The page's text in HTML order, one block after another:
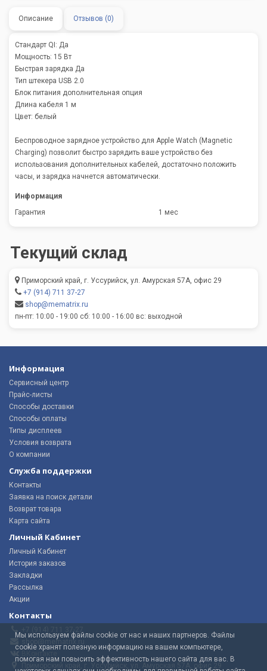
Описание Отзывов (0)
Стандарт QI: Да
Мощность: 15 Вт
Быстрая зарядка Да
Тип штекера USB 2.0
Блок питания дополнительная опция
Длина кабеля 1 м
Цвет: белый
Беспроводное зарядное устройство для Apple Watch (Magnetic
Charging) позволит быстро зарядить ваше устройство без
использования дополнительных кабелей, достаточно положить
часы, и зарядка начнется автоматически.
Информация
Гарантия
1 мес
Текущий склад
Приморский край, г. Уссурийск, ул. Амурская 57А, офис 29
+7 (914) 711 37-27
shop@mematrix.ru
пн-пт: 10:00 - 19:00 сб: 10:00 - 16:00 вс: выходной
Информация
Сервисный центр
Прайс-листы
Способы доставки
Способы оплаты
Типы дисплеев
Условия возврата
О компании
Служба поддержки
Контакты
Заявка на поиск детали
Возврат товара
Карта сайта
Личный Кабинет
Личный Кабинет
История заказов
Закладки
Рассылка
Акции
Контакты
+7 (914) 711 37-27
shop@mematrix.ru
ВКонтакте
Приморский край, г. Уссурийск, ул. Амурская 57А, офис 29
Мы используем файлы cookie от нас и наших партнеров. Файлы
cookie хранят полезную информацию на вашем компьютере,
помогая нам повысить эффективность нашего сайта для вас. В